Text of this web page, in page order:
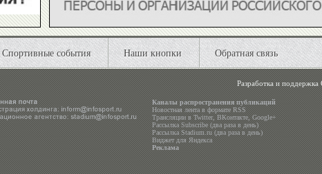
Спортивные события Наши кнопки Обратная связь
Разработка и поддержка
Каналы распространения публикаций
Новостная лента в формате RSS
Трансляции вTwitter,ВКонтакте,Google+
Рассылка Subscribe (два раза в день)
Рассылка Stadium.ru (два раза в день)
Виджет для Яндекса
Реклама